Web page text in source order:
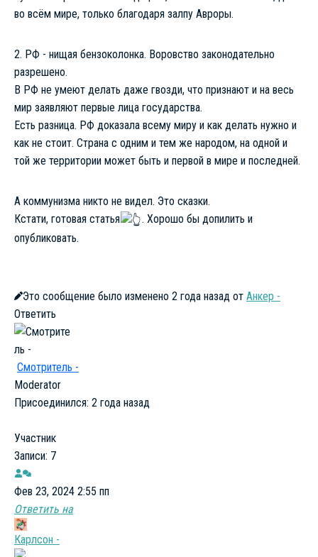
во всём мире, только благодаря залпу Авроры.
2. РФ - нищая бензоколонка. Воровство законодательно
разрешено.
В РФ не умеют делать даже гвозди, что признают и на весь
мир заявляют первые лица государства.
Есть разница. РФ доказала всему миру и как делать нужно и
как не стоит. Страна с одним и тем же народом, на одной и
той же территории может быть и первой в мире и последней.
А коммунизма никто не видел. Это сказки.
Кстати, готовая статья
. Хорошо бы допилить и
опубликовать.
Это сообщение было изменено 2 года назад от Анкер -
Ответить
Смотритель -
Moderator
Присоединился: 2 года назад
Участник
Записи: 7
Фев 23, 2024 2:55 пп
Ответить на
Карлсон -